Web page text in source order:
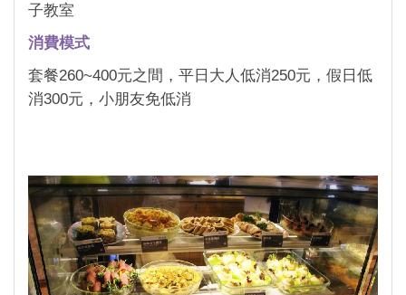
子教室
消費模式
套餐260~400元之間，平日大人低消250元，假日低
消300元，小朋友免低消